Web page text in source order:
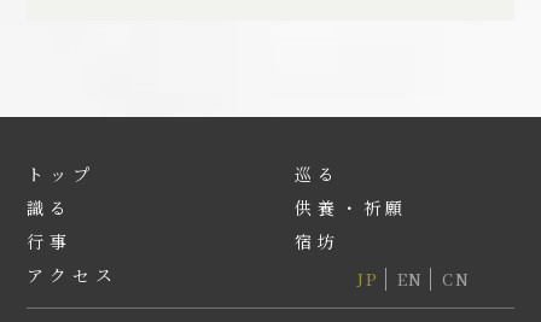
トップ
巡る
識る
供養・祈願
行事
宿坊
アクセス
JP EN CN